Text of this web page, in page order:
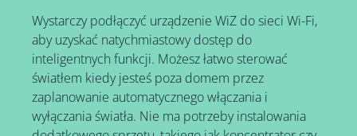
Wystarczy podłączyć urządzenie WiZ do sieci Wi-Fi,
aby uzyskać natychmiastowy dostęp do
inteligentnych funkcji. Możesz łatwo sterować
światłem kiedy jesteś poza domem przez
zaplanowanie automatycznego włączania i
wyłączania światła. Nie ma potrzeby instalowania